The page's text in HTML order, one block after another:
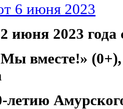
6 июня 2023
июня 2023
вместе!» (0+)
летию